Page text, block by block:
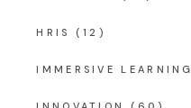
HRIS (12)
IMMERSIVE LEARNING